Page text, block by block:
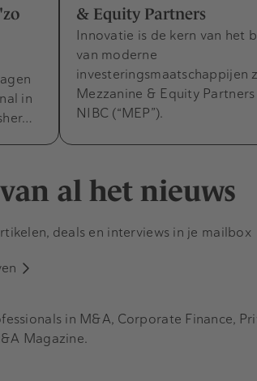
in
& Equity Partners
Innovatie is de kern van het
van moderne
investeringsmaatschappijen
Mezzanine & Equity
NIBC (“MEP”).
al het nieuws
deals en interviews in je mailbox
in M&A, Corporate Finance,
Magazine.